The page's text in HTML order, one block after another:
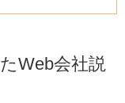
Web会社説